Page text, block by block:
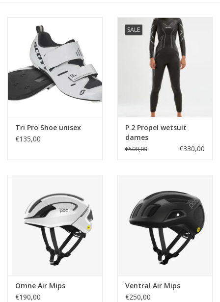
Tri Pro Shoe unisex
€135,00
SALE
P 2 Propel wetsuit
dames
€500,00 €330,00
Omne Air Mips
€190,00
Ventral Air Mips
€250,00